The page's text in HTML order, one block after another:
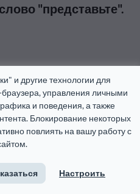
и другие технологии для
управления личными
и поведения, а также
Блокирование некоторых
повлиять на вашу работу с
Настроить
"представьте".